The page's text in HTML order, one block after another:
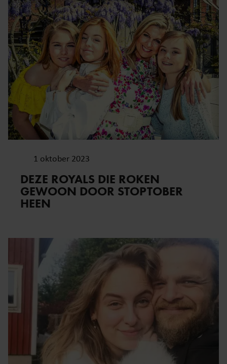
1 oktober 2023
DEZE ROYALS DIE ROKEN
GEWOON DOOR STOPTOBER
HEEN